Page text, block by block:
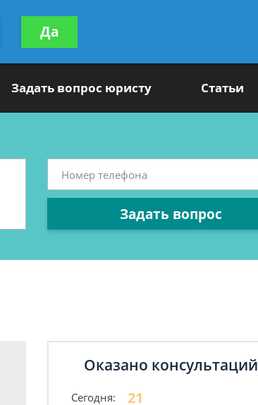
консультацию
бесплатно
Задать вопрос юристу Статьи
Задать вопрос
Оказано консультаций
Сегодня: 21
Да